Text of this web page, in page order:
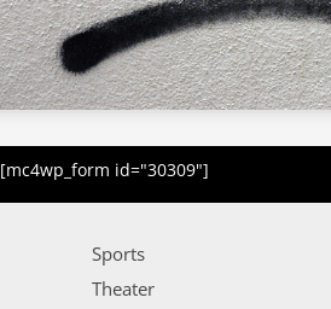
[mc4wp_form id="30309"]
Sports
Theater